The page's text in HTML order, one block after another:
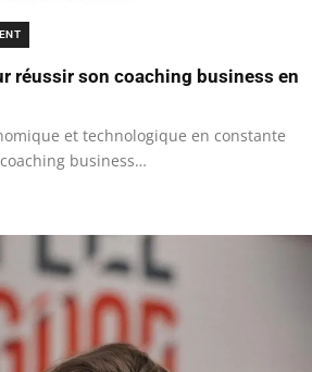
réussir son coaching business en
et technologique en constante
business…